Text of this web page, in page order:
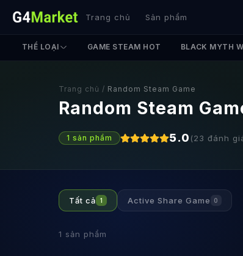
Trang chủ Sản phẩm
THỂ LOẠI GAME STEAM HOT BLACK MYTH
Trang chủ / Random Steam Game
Random Steam
1 sản phẩm 5.0 (23 đánh
Tất cả 1 Active Share Game 0
1 sản phẩm